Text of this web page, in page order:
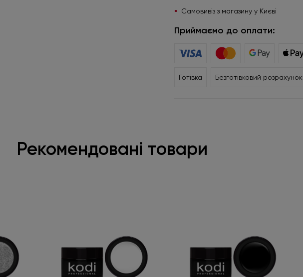
Самовивіз з магазину у Києві
Приймаємо до оплати:
Готівка Безготівковий розрахунок
Рекомендовані товари